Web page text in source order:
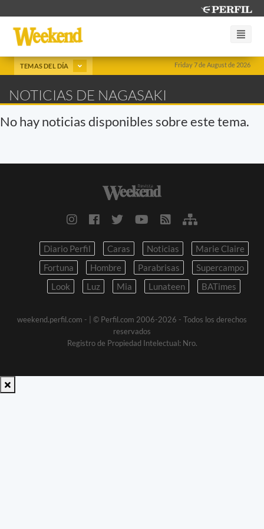
Friday 7 de August de 2026
TEMAS DEL DÍA
NOTICIAS DE NAGASAKI
No hay noticias disponibles sobre este tema.
Diario Perfil Caras Noticias
Marie Claire
Fortuna
Hombre Parabrisas
Supercampo
Look
Luz Mia Lunateen BATimes
weekend.perfil.com -
| © Perfil.com 2006-2026 - Todos los derechos
reservados
Registro de Propiedad Intelectual: Nro.